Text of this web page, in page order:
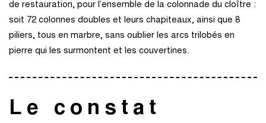
de restauration, pour l’ensemble de la colonnade du cloître :
soit 72 colonnes doubles et leurs chapiteaux, ainsi que 8
piliers, tous en marbre, sans oublier les arcs trilobés en
pierre qui les surmontent et les couvertines.
Le constat